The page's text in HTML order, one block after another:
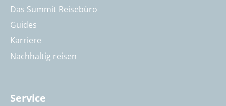
Das Summit Reisebüro
Guides
Karriere
Nachhaltig reisen
Service